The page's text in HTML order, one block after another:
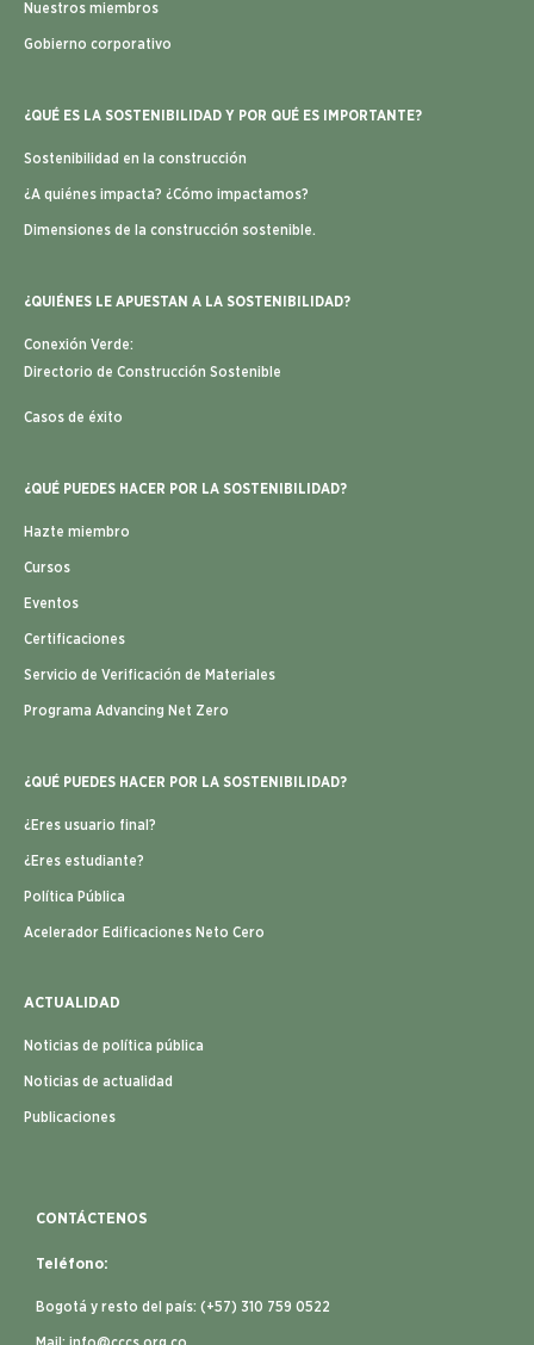
Nuestros miembros
Gobierno corporativo
¿QUÉ ES LA SOSTENIBILIDAD Y POR QUÉ ES IMPORTANTE?
Sostenibilidad en la construcción
¿A quiénes impacta? ¿Cómo impactamos?
Dimensiones de la construcción sostenible.
¿QUIÉNES LE APUESTAN A LA SOSTENIBILIDAD?
Conexión Verde:
Directorio de Construcción Sostenible
Casos de éxito
¿QUÉ PUEDES HACER POR LA SOSTENIBILIDAD?
Hazte miembro
Cursos
Eventos
Certificaciones
Servicio de Verificación de Materiales
Programa Advancing Net Zero
¿QUÉ PUEDES HACER POR LA SOSTENIBILIDAD?
¿Eres usuario final?
¿Eres estudiante?
Política Pública
Acelerador Edificaciones Neto Cero
ACTUALIDAD
Noticias de política pública
Noticias de actualidad
Publicaciones
CONTÁCTENOS
Teléfono:
Bogotá y resto del país: (+57) 310 759 0522